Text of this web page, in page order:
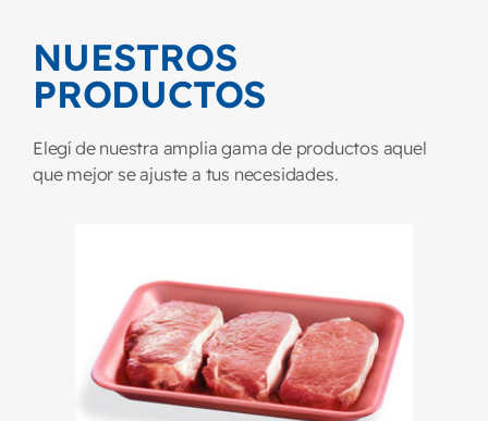
NUESTROS
PRODUCTOS
Elegí de nuestra amplia gama de productos aquel
que mejor se ajuste a tus necesidades.